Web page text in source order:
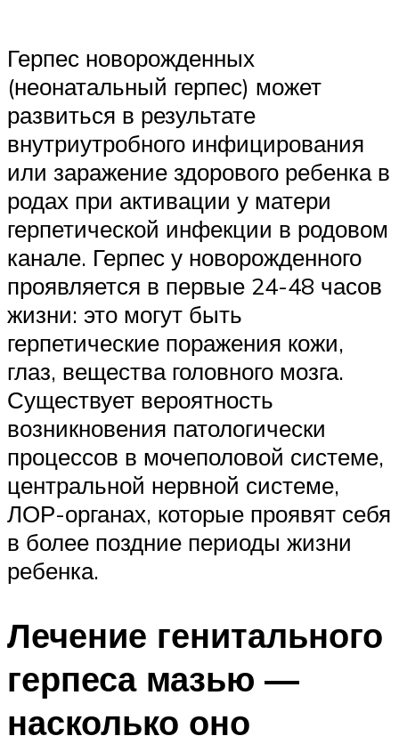
Герпес новорожденных
(неонатальный герпес) может
развиться в результате
внутриутробного инфицирования
или заражение здорового ребенка в
родах при активации у матери
герпетической инфекции в родовом
канале. Герпес у новорожденного
проявляется в первые 24-48 часов
жизни: это могут быть
герпетические поражения кожи,
глаз, вещества головного мозга.
Существует вероятность
возникновения патологически
процессов в мочеполовой системе,
центральной нервной системе,
ЛОР-органах, которые проявят себя
в более поздние периоды жизни
ребенка.
Лечение генитального
герпеса мазью —
насколько оно